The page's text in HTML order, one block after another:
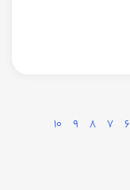
6
7
8
9
10